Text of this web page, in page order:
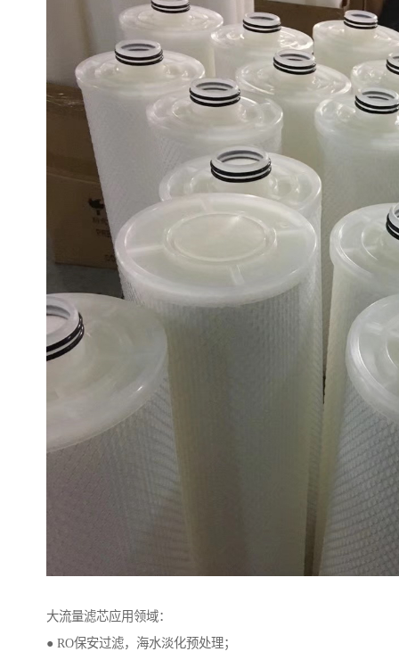
大流量滤芯应用领域：
● RO保安过滤，海水淡化预处理；